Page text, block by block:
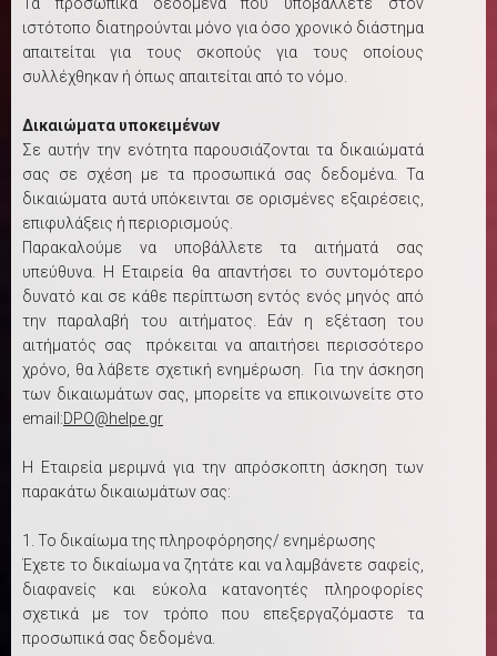
ιστότοπο διατηρούνται μόνο για όσο χρονικό διάστημα
απαιτείται για τους σκοπούς για τους οποίους
συλλέχθηκαν ή όπως απαιτείται από το νόμο.
Δικαιώματα υποκειμένων
Σε αυτήν την ενότητα παρουσιάζονται τα δικαιώματά
σας σε σχέση με τα προσωπικά σας δεδομένα. Τα
δικαιώματα αυτά υπόκεινται σε ορισμένες εξαιρέσεις,
επιφυλάξεις ή περιορισμούς.
Παρακαλούμε να υποβάλλετε τα αιτήματά σας
υπεύθυνα. Η Εταιρεία θα απαντήσει το συντομότερο
δυνατό και σε κάθε περίπτωση εντός ενός μηνός από
την παραλαβή του αιτήματος. Εάν η εξέταση του
αιτήματός σας πρόκειται να απαιτήσει περισσότερο
χρόνο, θα λάβετε σχετική ενημέρωση. Για την άσκηση
των δικαιωμάτων σας, μπορείτε να επικοινωνείτε στο
email:DPO@helpe.gr
Η Εταιρεία μεριμνά για την απρόσκοπτη άσκηση των
παρακάτω δικαιωμάτων σας:
1. Το δικαίωμα της πληροφόρησης/ ενημέρωσης
Έχετε το δικαίωμα να ζητάτε και να λαμβάνετε σαφείς,
διαφανείς και εύκολα κατανοητές πληροφορίες
σχετικά με τον τρόπο που επεξεργαζόμαστε τα
προσωπικά σας δεδομένα.